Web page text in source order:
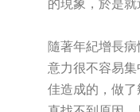
的現象，於是就
隨著年紀增長
意力很不容易
佳造成的，做